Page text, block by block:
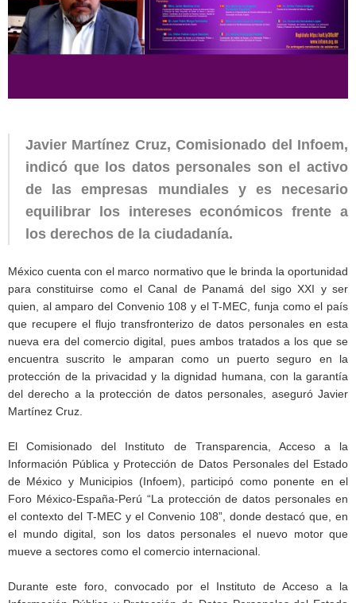
Javier Martínez Cruz, Comisionado del Infoem,
indicó que los datos personales son el activo
de las empresas mundiales y es necesario
equilibrar los intereses económicos frente a
los derechos de la ciudadanía.
México cuenta con el marco normativo que le brinda la oportunidad
para constituirse como el Canal de Panamá del sigo XXI y ser
quien, al amparo del Convenio 108 y el T-MEC, funja como el país
que recupere el flujo transfronterizo de datos personales en esta
nueva era del comercio digital, pues ambos tratados a los que se
encuentra suscrito le amparan como un puerto seguro en la
protección de la privacidad y la dignidad humana, con la garantía
del derecho a la protección de datos personales, aseguró Javier
Martínez Cruz.
El Comisionado del Instituto de Transparencia, Acceso a la
Información Pública y Protección de Datos Personales del Estado
de México y Municipios (Infoem), participó como ponente en el
Foro México-España-Perú “La protección de datos personales en
el contexto del T-MEC y el Convenio 108”, donde destacó que, en
el mundo digital, son los datos personales el nuevo motor que
mueve a sectores como el comercio internacional.
Durante este foro, convocado por el Instituto de Acceso a la